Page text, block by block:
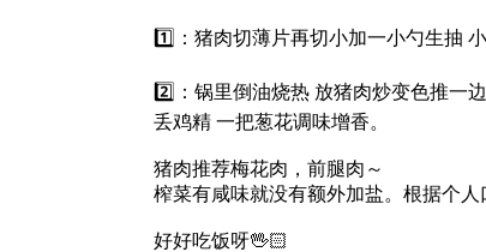
1️⃣：猪肉切薄片再切小加一小勺生抽
2️⃣：锅里倒油烧热 放猪肉炒变色推一
丢鸡精 一把葱花调味增香。
猪肉推荐梅花肉，前腿肉～
榨菜有咸味就没有额外加盐。根据个人
好好吃饭呀🖖🏻